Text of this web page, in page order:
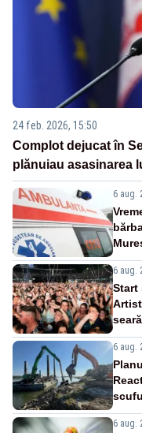
24 feb. 2026, 15:50
Complot dejucat în
plănuiau asasinarea
6 aug.
6 aug.
Start
6 aug.
6 aug.